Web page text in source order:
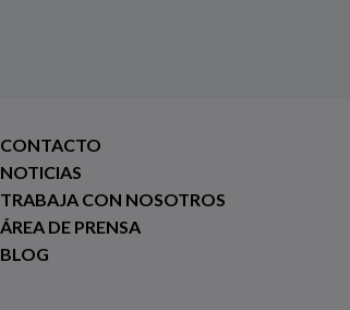
CONTACTO
NOTICIAS
TRABAJA CON NOSOTROS
ÁREA DE PRENSA
BLOG